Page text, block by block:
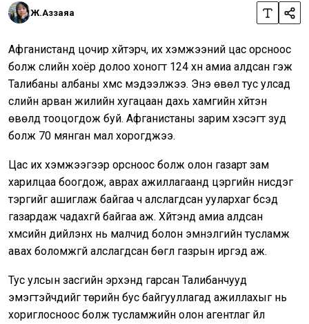
Ж.Аззаяа
Афганистанд цочир хүйтэрч, их хэмжээний цас орсноос
болж сүүлийн хоёр долоо хоногт 124 хүн амиа алдсан гэж
Талибаны албаны хүмүүс мэдээлжээ. Энэ өвөл тус улсад
сүүлийн арван жилийн хугацаан дахь хамгийн хүйтэн
өвөлд тооцогдож буй. Афганистаны зарим хэсэгт зуд
болж 70 мянган мал хорогджээ.
Цас их хэмжээгээр орсноос болж олон газарт зам
харилцаа боогдож, аврах ажиллагаанд цэргийн нисдэг
тэргийг ашиглаж байгаа ч алслагдсан уулархаг бүсэд
газардаж чадахгүй байгаа аж. Хүйтэнд амиа алдсан
хүмүүсийн дийлэнх нь малчид болон эмнэлгийн тусламж
авах боломжгүй алслагдсан бөглүү газрын иргэд аж.
Тус улсын засгийн эрхэнд гарсан Талибанчууд
эмэгтэйчүүдийг төрийн бус байгууллагад ажиллахыг нь
хориглосноос болж тусламжийн олон агентлаг үйл